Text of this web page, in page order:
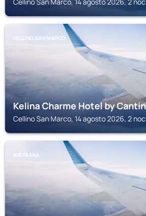
CELLINO SAN MARCO
Kelina Charme Hotel by
Cellino San Marco, 14 agosto 2026, 2
AVETRANA